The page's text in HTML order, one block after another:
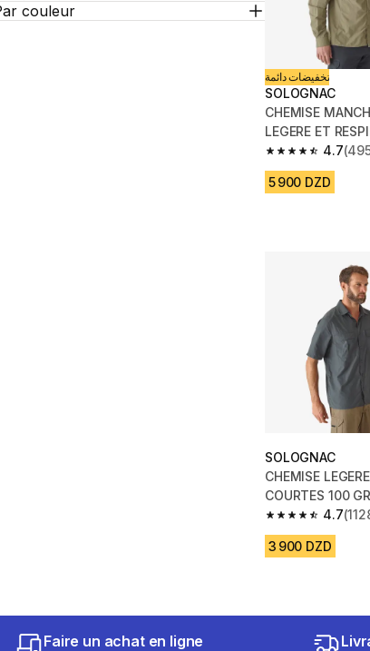
couleur
تخفيضات دائمة
SOLOGNAC
CHEMISE
LEGERE ET
4.7
4.7 out of 5
5 900 DZD
SOLOGNAC
CHEMISE
COURTES 100
4.7
4.7 out of 5
3 900 DZD
Faire un achat en ligne